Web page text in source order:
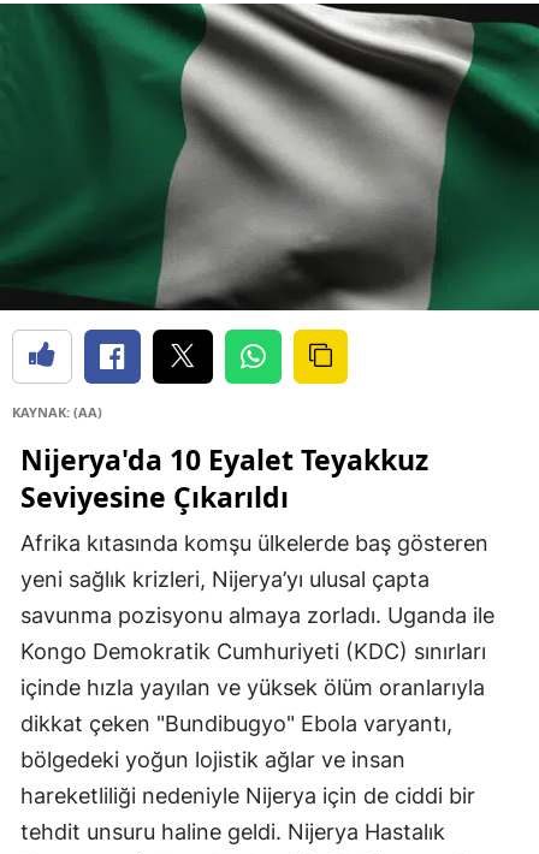
KAYNAK: (AA)
Nijerya'da 10 Eyalet Teyakkuz
Seviyesine Çıkarıldı
Afrika kıtasında komşu ülkelerde baş gösteren
yeni sağlık krizleri, Nijerya’yı ulusal çapta
savunma pozisyonu almaya zorladı. Uganda ile
Kongo Demokratik Cumhuriyeti (KDC) sınırları
içinde hızla yayılan ve yüksek ölüm oranlarıyla
dikkat çeken "Bundibugyo" Ebola varyantı,
bölgedeki yoğun lojistik ağlar ve insan
hareketliliği nedeniyle Nijerya için de ciddi bir
tehdit unsuru haline geldi. Nijerya Hastalık